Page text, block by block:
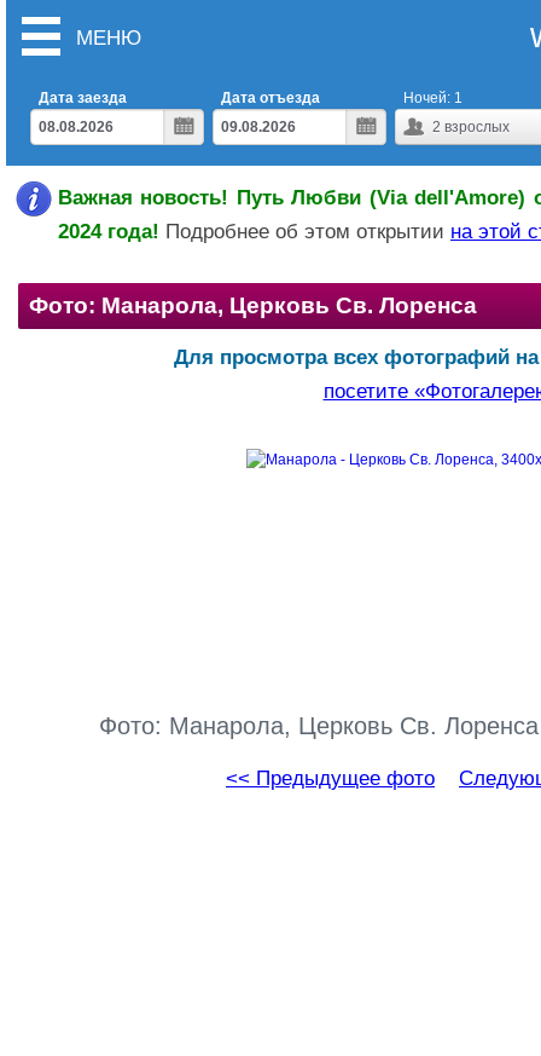
МЕНЮ
Дата заезда
Дата отъезда
2 взрослых
Ночей: 1
Важная новость! Путь Любви (Via dell'Amore)
2024 года! Подробнее об этом открытии на этой
Фото: Манарола, Церковь Св. Лоренса
Для просмотра всех фотографий
посетите
Фото: Манарола, Церковь Св.
<< Предыдущее фото